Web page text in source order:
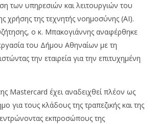
των υπηρεσιών και λειτουργιών του
χρήσης της τεχνητής νοημοσύνης (AI).
ο κ. Μπακογιάννης αναφέρθηκε
του Δήμου Αθηναίων με τη
την εταιρεία για την επιτυχημένη
Mastercard έχει αναδειχθεί πλέον ως
για τους κλάδους της τραπεζικής και της
εκπροσώπους της